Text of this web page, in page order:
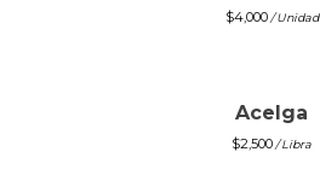
$4,000/ Unidad
Acelga
$2,500/ Libra